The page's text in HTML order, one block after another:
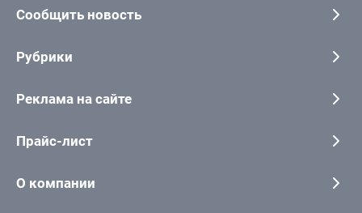
Сообщить новость
Рубрики
Реклама на сайте
Прайс-лист
О компании